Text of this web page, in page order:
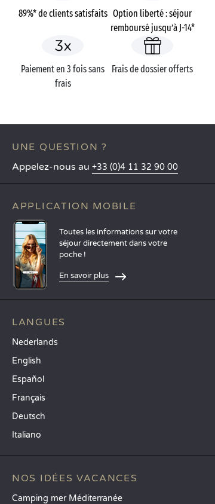
89%* de clients satisfaits Option liberté : séjour
remboursé jusqu’à J-14*
Paiement en 3 fois sans
frais
Frais de dossier offerts
UNE QUESTION ?
Appelez-nous au +33 (0)4 11 32 90 00
APPLICATION MOBILE
Toutes les informations sur votre
séjour directement dans votre
poche !
En savoir plus
LANGUES
Nederlands
English
Español
Français
Deutsch
Italiano
NOS IDÉES VACANCES
Camping mer Méditerranée